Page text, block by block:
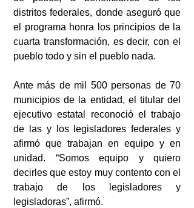
distritos federales, donde aseguró que
el programa honra los principios de la
cuarta transformación, es decir, con el
pueblo todo y sin el pueblo nada.
Ante más de mil 500 personas de 70
municipios de la entidad, el titular del
ejecutivo estatal reconoció el trabajo
de las y los legisladores federales y
afirmó que trabajan en equipo y en
unidad. “Somos equipo y quiero
decirles que estoy muy contento con el
trabajo de los legisladores y
legisladoras”, afirmó.